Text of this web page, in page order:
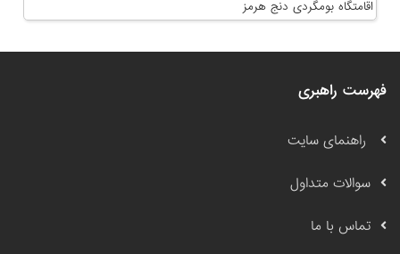
اقامتگاه بومگردی دنج هرمز
فهرست راهبری
راهنمای سایت
سوالات متداول
تماس با ما